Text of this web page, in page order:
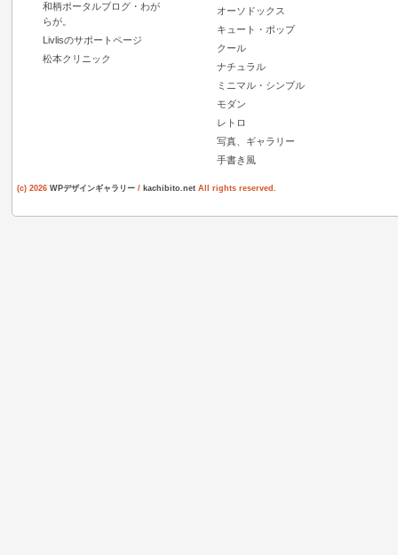
和柄ポータルブログ・わが
らが。
Livlisのサポートページ
松本クリニック
オーソドックス
キュート・ポップ
クール
ナチュラル
ミニマル・シンプル
モダン
レトロ
写真、ギャラリー
手書き風
(c) 2026 WPデザインギャラリー / kachibito.net All rights reserved.